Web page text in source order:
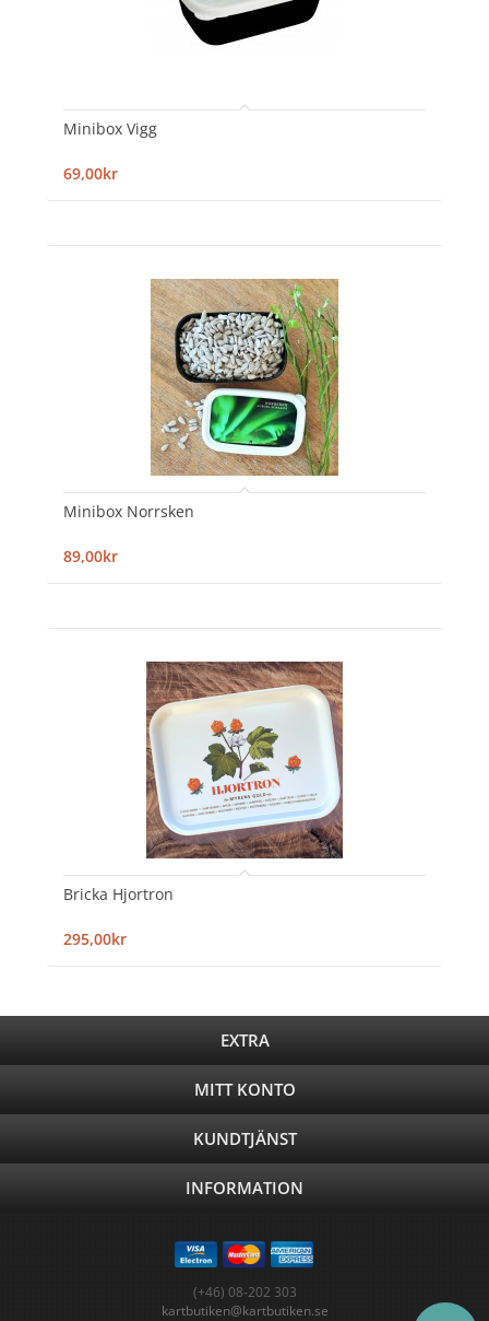
Minibox Vigg
69,00kr
Minibox Norrsken
89,00kr
Bricka Hjortron
295,00kr
EXTRA
MITT KONTO
KUNDTJÄNST
INFORMATION
(+46) 08-202 303
kartbutiken@kartbutiken.se